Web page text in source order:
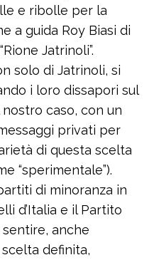
e ribolle per la
a guida Roy Biasi di
Jatrinoli”.
solo di Jatrinoli, si
i loro dissapori sul
caso, con un
privati per
di questa scelta
“sperimentale”).
di minoranza in
d’Italia e il Partito
anche
definita,